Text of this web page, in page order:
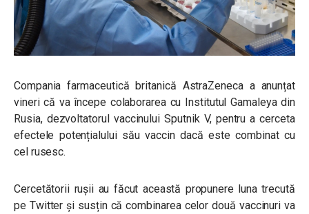
Compania farmaceutică britanică AstraZeneca a anunțat
vinerică va începe colaborarea cu Institutul Gamaleya din
Rusia, dezvoltatorul vaccinului Sputnik V, pentru a cerceta
efectele potențialului său vaccin dacă este combinat cu
cel rusesc.
Cercetătorii rușii au făcut această propunere luna trecută
pe Twitter și susțin că combinarea celor două vaccinuri va